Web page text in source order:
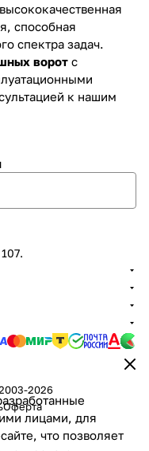
способная
спектра задач.
ворот с
к нашим
лицами, для
что позволяет
2026
Оферта